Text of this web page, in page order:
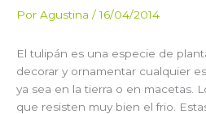
Por Agustina /16/04/2014
El tulipán es una especie de
decorar y ornamentar cualquier
ya sea en la tierra o en macetas.
que resisten muy bien el frio.